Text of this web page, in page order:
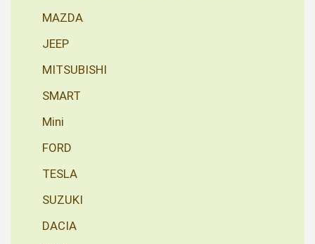
MAZDA
JEEP
MITSUBISHI
SMART
Mini
FORD
TESLA
SUZUKI
DACIA